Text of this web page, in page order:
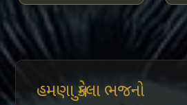
હમણા મુકેલા ભજનો